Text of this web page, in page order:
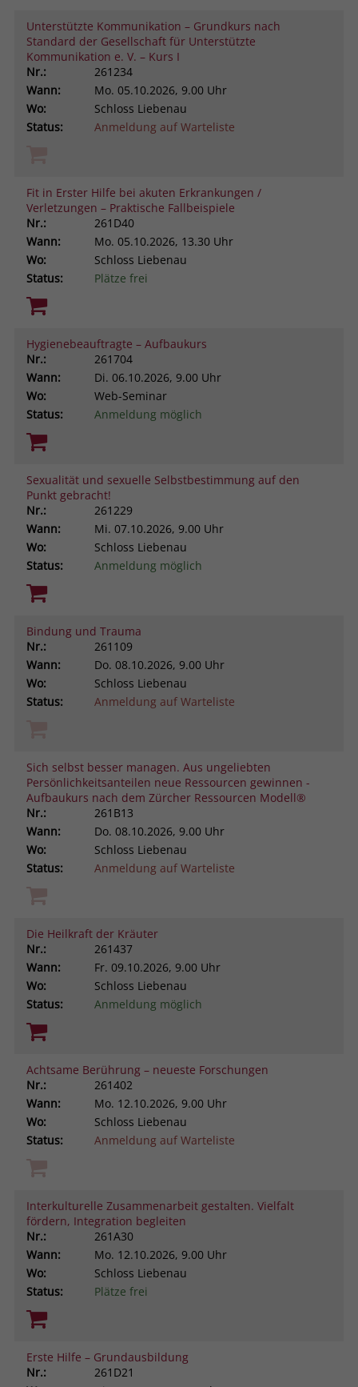
Unterstützte Kommunikation – Grundkurs nach
Standard der Gesellschaft für Unterstützte
Kommunikation e. V. – Kurs I
Nr.:
261234
Wann:
Mo. 05.10.2026, 9.00 Uhr
Wo:
Schloss Liebenau
Status:
Anmeldung auf Warteliste
Fit in Erster Hilfe bei akuten Erkrankungen /
Verletzungen – Praktische Fallbeispiele
Nr.:
261D40
Wann:
Mo. 05.10.2026, 13.30 Uhr
Wo:
Schloss Liebenau
Status:
Plätze frei
Hygienebeauftragte – Aufbaukurs
Nr.:
261704
Wann:
Di. 06.10.2026, 9.00 Uhr
Wo:
Web-Seminar
Status:
Anmeldung möglich
Sexualität und sexuelle Selbstbestimmung auf den
Punkt gebracht!
Nr.:
261229
Wann:
Mi. 07.10.2026, 9.00 Uhr
Wo:
Schloss Liebenau
Status:
Anmeldung möglich
Bindung und Trauma
Nr.:
261109
Wann:
Do. 08.10.2026, 9.00 Uhr
Wo:
Schloss Liebenau
Status:
Anmeldung auf Warteliste
Sich selbst besser managen. Aus ungeliebten
Persönlichkeitsanteilen neue Ressourcen gewinnen -
Aufbaukurs nach dem Zürcher Ressourcen Modell®
Nr.:
261B13
Wann:
Do. 08.10.2026, 9.00 Uhr
Wo:
Schloss Liebenau
Status:
Anmeldung auf Warteliste
Die Heilkraft der Kräuter
Nr.:
261437
Wann:
Fr. 09.10.2026, 9.00 Uhr
Wo:
Schloss Liebenau
Status:
Anmeldung möglich
Achtsame Berührung – neueste Forschungen
Nr.:
261402
Wann:
Mo. 12.10.2026, 9.00 Uhr
Wo:
Schloss Liebenau
Status:
Anmeldung auf Warteliste
Interkulturelle Zusammenarbeit gestalten. Vielfalt
fördern, Integration begleiten
Nr.:
261A30
Wann:
Mo. 12.10.2026, 9.00 Uhr
Wo:
Schloss Liebenau
Status:
Plätze frei
Erste Hilfe – Grundausbildung
Nr.:
261D21